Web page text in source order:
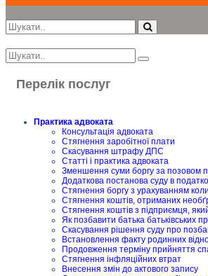
Перелік послуг
Практика адвоката
Консультація адвоката
Стягнення заробітної плати
Скасування штрафу ДПС
Статті і практика адвоката
Зменшення суми боргу за позовом
Додаткова постанова суду в
Стягнення боргу з урахуванням
Стягнення коштів, отриманих
Стягнення коштів з підприємця,
Як позбавити батька батьківських
Скасування рішення суду про
Встановлення факту родинних
Продовження терміну прийняття
Стягнення інфляційних втрат
Внесення змін до актового запису